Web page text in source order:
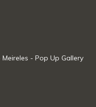
- Pop Up Gallery